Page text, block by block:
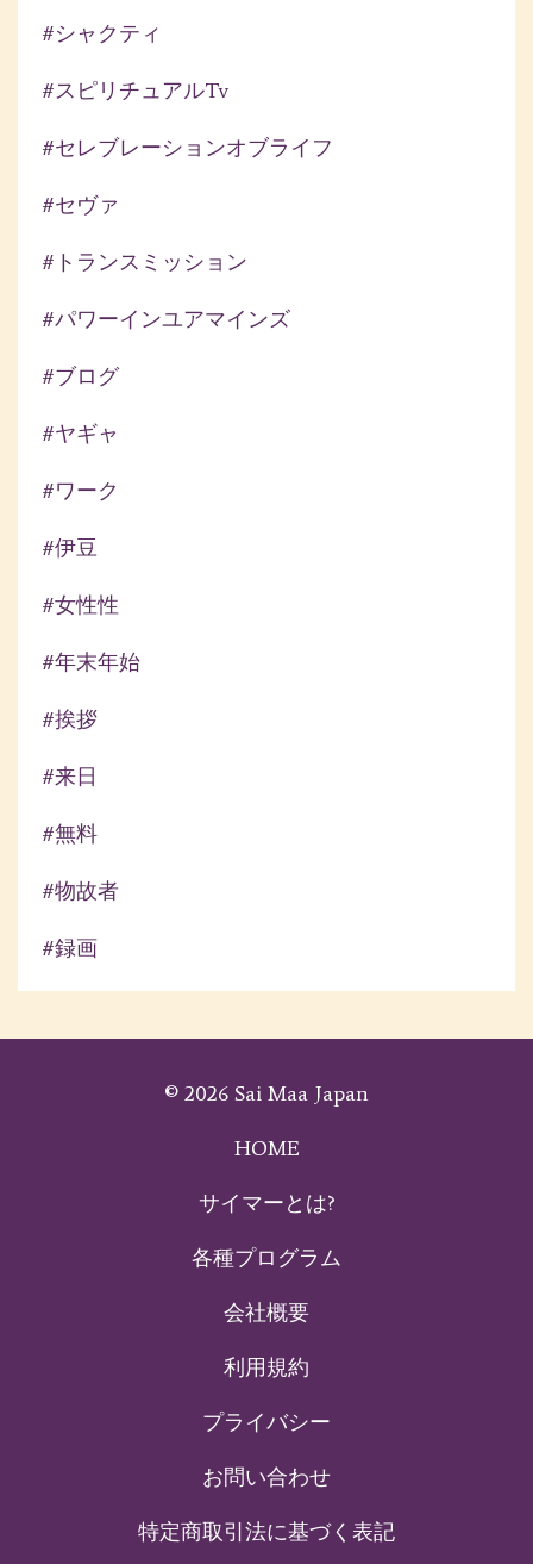
#シャクティ
#スピリチュアルtv
#セレブレーションオブライフ
#セヴァ
#トランスミッション
#パワーインユアマインズ
#ブログ
#ヤギャ
#ワーク
#伊豆
#女性性
#年末年始
#挨拶
#来日
#無料
#物故者
#録画
© 2026 Sai Maa Japan
HOME
サイマーとは?
各種プログラム
会社概要
利用規約
プライバシー
お問い合わせ
特定商取引法に基づく表記